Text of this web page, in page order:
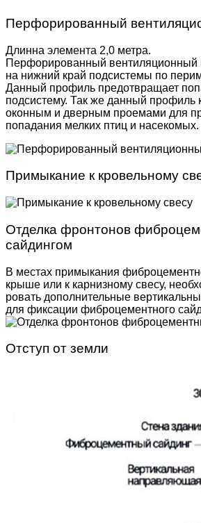
Перфорированный
Длинна элемента 2,0 метра.
Перфорированный вентиляционный
на нижний край подсистемы по
Данный профиль предотвращает
подсистему. Так же данный профиль
оконным и дверным проемами для
попадания мелких птиц и насекомых.
Примыкание к кровельному
Отделка фронтонов
сайдингом
В местах примыкания
крыше или к карнизному свесу,
ровать дополнительные
для фиксации фиброцементного
Отступ от земли